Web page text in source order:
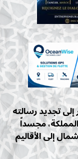
تجديد رسالته
مجسداً
إلى الأقاليم